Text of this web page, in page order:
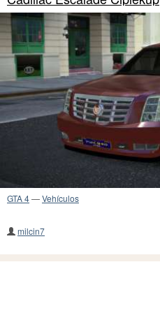
GTA 4—Vehículos
milcin7